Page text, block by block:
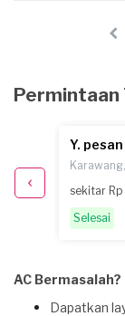
Permintaan
Y.
sekitar
Selesai
AC
Dapatkan